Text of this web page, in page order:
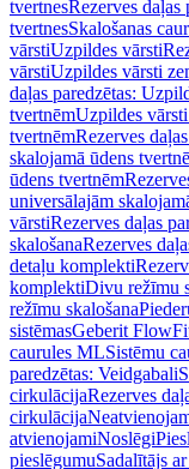
tvertnesRezerves daļas
tvertnesSkalošanas
vārstiUzpildes vārsti
vārstiUzpildes vārsti
daļas paredzētas:
tvertnēmUzpildes
tvertnēmRezerves
skalojamā ūdens
ūdens tvertnēm
universālajām
vārstiRezerves daļas
skalošanaRezerves
detaļu komplekti
komplektiDivu režīmu
režīmu skalošana
sistēmasGeberit
caurules MLSistēmu
paredzētas: Veidgabali
cirkulācijaRezerves
cirkulācija
atvienojamiNoslēgi
pieslēgumuSadalītājs